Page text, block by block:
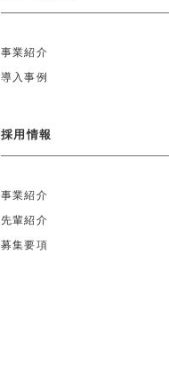
事業紹介
導入事例
採用情報
事業紹介
先輩紹介
募集要項